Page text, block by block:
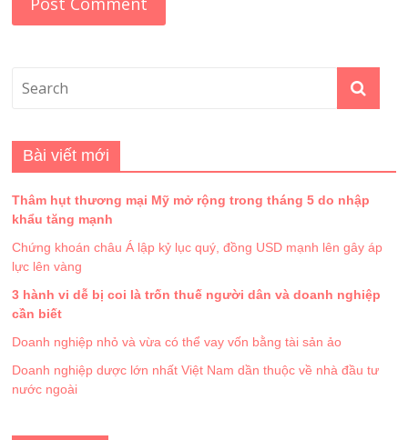
Bài viết mới
Thâm hụt thương mại Mỹ mở rộng trong tháng 5 do nhập
khẩu tăng mạnh
Chứng khoán châu Á lập kỷ lục quý, đồng USD mạnh lên gây áp
lực lên vàng
3 hành vi dễ bị coi là trốn thuế người dân và doanh nghiệp
cần biết
Doanh nghiệp nhỏ và vừa có thể vay vốn bằng tài sản ảo
Doanh nghiệp dược lớn nhất Việt Nam dần thuộc về nhà đầu tư
nước ngoài